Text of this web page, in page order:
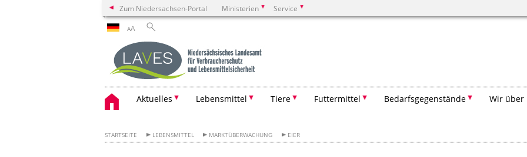
Zum Niedersachsen-Portal Ministerien Service
AA
Aktuelles Lebensmittel Tiere Futtermittel Bedarfsgegenstände Wir über
STARTSEITE LEBENSMITTEL MARKTÜBERWACHUNG EIER